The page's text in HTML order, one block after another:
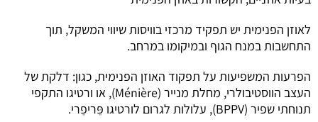
לאוזן הפנימית יש תפקיד מרכזי בוויסות שיווי המשקל, תוך
התחשבות במנח הגוף ובמיקומו במרחב.
הפרעות המשפיעות על תפקוד האוזן הפנימית, כגון: דלקת של
העצב הווסטיבולרי, מחלת מנייר (Ménière), או ורטיגו התקפי
תנוחתי שפיר (BPPV), עלולות לגרום לורטיגו פֵּריפֵרי.